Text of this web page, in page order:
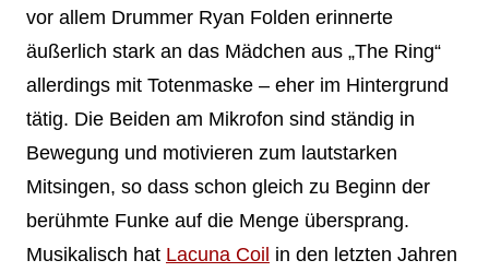
vor allem Drummer Ryan Folden erinnerte
äußerlich stark an das Mädchen aus „The Ring“
allerdings mit Totenmaske – eher im Hintergrund
tätig. Die Beiden am Mikrofon sind ständig in
Bewegung und motivieren zum lautstarken
Mitsingen, so dass schon gleich zu Beginn der
berühmte Funke auf die Menge übersprang.
Musikalisch hat Lacuna Coil in den letzten Jahren